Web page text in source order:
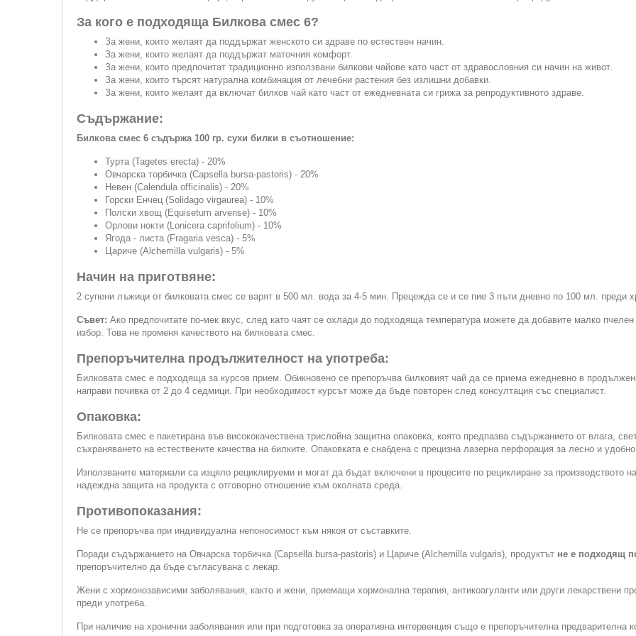
За кого е подходяща Билкова смес 6?
За жени, които желаят да поддържат женското си здраве по естествен начин.
За жени, които желаят да поддържат маточния комфорт.
За жени, които предпочитат традиционно използвани билкови чайове като част от здравословния си начин на живот.
За жени, които търсят натурална комбинация от лечебни растения без излишни добавки.
За жени, които желаят да включат билков чай като част от ежедневната си грижа за репродуктивното здраве.
Съдържание:
Билкова смес 6 съдържа 100 гр. сухи билки в съотношение:
Турта (Tagetes erecta) - 20%
Овчарска торбичка (Capsella bursa-pastoris) - 20%
Невен (Calendula officinalis) - 20%
Горски Енчец (Solidago virgaurea) - 10%
Полски хвощ (Equisetum arvense) - 10%
Орлови нокти (Lonicera caprifolium) - 10%
Ягода - листа (Fragaria vesca) - 5%
Цариче (Alchemilla vulgaris) - 5%
Начин на приготвяне:
2 супени лъжици от билковата смес се варят в 500 мл. вода за 4-5 мин. Прецежда се и се пие 3 пъти дневно по 100 мл. преди
Съвет: Ако предпочитате по-мек вкус, след като чаят се охлади до подходяща температура можете да добавите малко
избор. Това не променя качеството на билковата смес.
Препоръчителна продължителност на употреба:
Билковата смес е подходяща за курсов прием. Обикновено се препоръчва билковият чай да се приема ежедневно в
направи почивка от 2 до 4 седмици. При необходимост курсът може да бъде повторен след консултация със специалист.
Опаковка:
Билковата смес е пакетирана във висококачествена трислойна защитна опаковка, която предпазва съдържанието от влага,
съхраняването на естествените качества на билките. Опаковката е снабдена с прецизна лазерна перфорация за лесно и
Използваните материали са изцяло рециклируеми и могат да бъдат включени в процесите по рециклиране за производството
надеждна защита на продукта с отговорно отношение към околната среда.
Противопоказания:
Не се препоръчва при индивидуална непоносимост към някоя от съставките.
Поради съдържанието на Овчарска торбичка (Capsella bursa-pastoris) и Цариче (Alchemilla vulgaris), продуктът не е подходящ
препоръчително да бъде съгласувана с лекар.
Жени с хормонозависими заболявания, както и жени, приемащи хормонална терапия, антикоагуланти или други лекарствени
преди употреба.
При наличие на хронични заболявания или при подготовка за оперативна интервенция също е препоръчителна предварителна